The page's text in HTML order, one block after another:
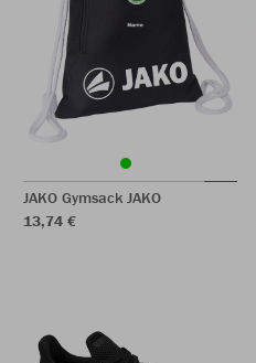
JAKO Gymsack JAKO
13,74 €